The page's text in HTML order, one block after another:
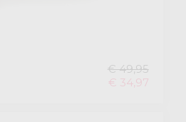
€ 49,95
€ 34,97